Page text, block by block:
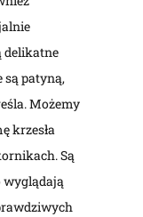
delikatne
patyną,
Możemy
krzesła
Są
wyglądają